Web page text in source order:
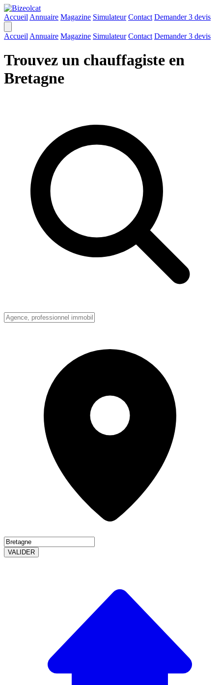
Accueil Annuaire Magazine Simulateur Contact Demander 3 devis
Accueil Annuaire Magazine Simulateur Contact Demander 3 devis
Trouvez un chauffagiste en
Bretagne
VALIDER